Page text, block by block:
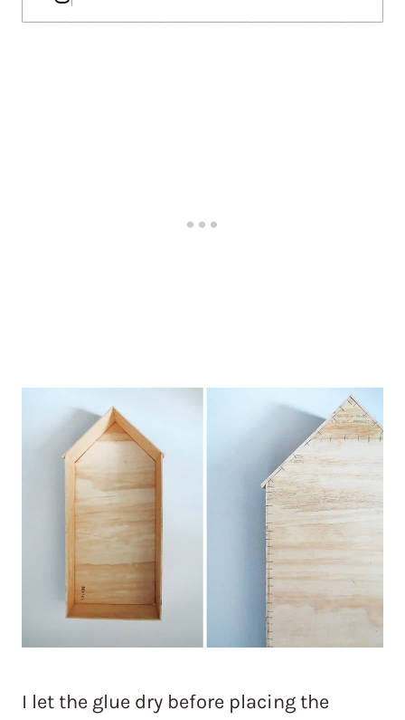
I let the glue dry before placing the